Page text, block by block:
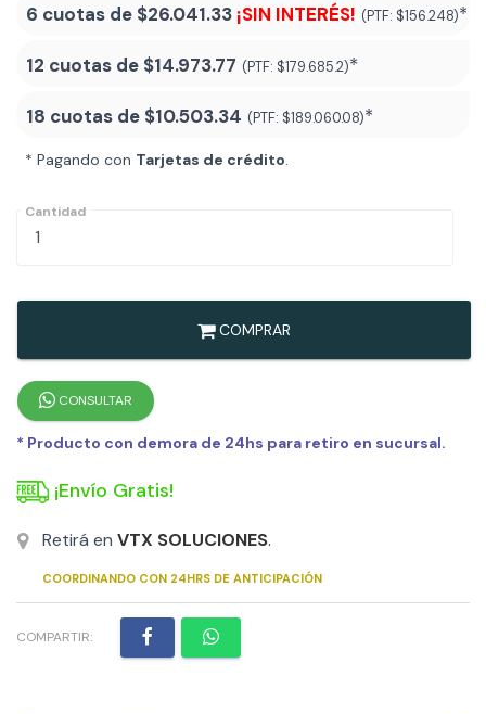
6 cuotas de $26.041.33 ¡SIN INTERÉS! (PTF: $156.248)*
12 cuotas de $14.973.77 (PTF: $179.685.2)*
18 cuotas de $10.503.34 (PTF: $189.060.08)*
* Pagando con Tarjetas de crédito.
Cantidad
COMPRAR
CONSULTAR
* Producto con demora de 24hs para retiro en sucursal.
¡Envío Gratis!
Retirá en VTX SOLUCIONES.
COORDINANDO CON 24HRS DE ANTICIPACIÓN
COMPARTIR: